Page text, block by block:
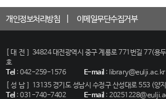
개인정보처리방침 이메일무단수집거부
[대전]
34824 대전광역시 중구 계룡로 771번길 77(용
호
Tel: 042-259-1576 E-mail: library@eulji.ac.kr
[성남]
13135 경기도 성남시 수정구 산성대로 553 (양
Tel: 031-740-7402 E-mail: